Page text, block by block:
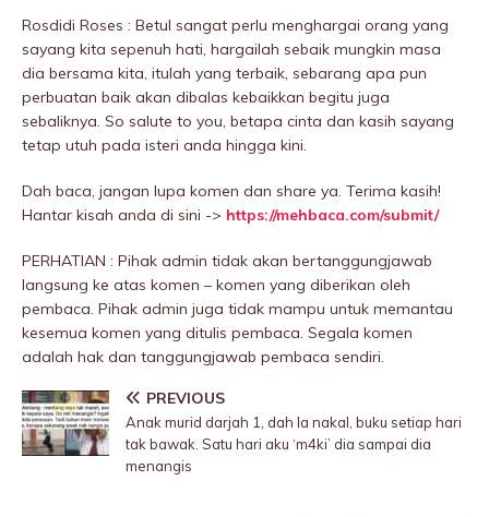
Rosdidi Roses : Betul sangat perlu menghargai orang yang
sayang kita sepenuh hati, hargailah sebaik mungkin masa
dia bersama kita, itulah yang terbaik, sebarang apa pun
perbuatan baik akan dibaIas kebaikkan begitu juga
sebaliknya. So salute to you, betapa cinta dan kasih sayang
tetap utuh pada isteri anda hingga kini.
Dah baca, jangan lupa komen dan share ya. Terima kasih!
Hantar kisah anda di sini -> https://mehbaca.com/submit/
PERHATIAN : Pihak admin tidak akan bertanggungjawab
langsung ke atas komen – komen yang diberikan oleh
pembaca. Pihak admin juga tidak mampu untuk memantau
kesemua komen yang ditulis pembaca. Segala komen
adalah hak dan tanggungjawab pembaca sendiri.
PREVIOUS
Anak murid darjah 1, dah la nakal, buku setiap hari
tak bawak. Satu hari aku ‘m4ki’ dia sampai dia
menangis